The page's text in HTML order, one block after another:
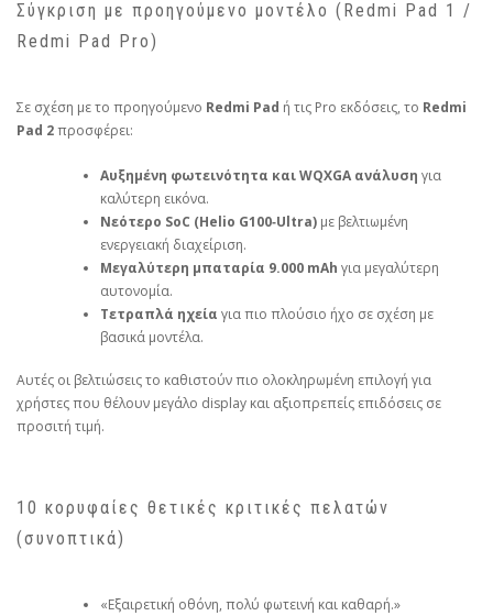
Σύγκριση με προηγούμενο μοντέλο (Redmi Pad 1 /
Redmi Pad Pro)
Σε σχέση με το προηγούμενο Redmi Pad ή τις Pro εκδόσεις, το Redmi
Pad 2προσφέρει:
Αυξημένη φωτεινότητα και WQXGA ανάλυση για
καλύτερη εικόνα.
Νεότερο SoC (Helio G100‑Ultra) με βελτιωμένη
ενεργειακή διαχείριση.
Μεγαλύτερη μπαταρία 9.000 mAh για μεγαλύτερη
αυτονομία.
Τετραπλά ηχεία για πιο πλούσιο ήχο σε σχέση με
βασικά μοντέλα.
Αυτές οι βελτιώσεις το καθιστούν πιο ολοκληρωμένη επιλογή για
χρήστες που θέλουν μεγάλο display και αξιοπρεπείς επιδόσεις σε
προσιτή τιμή.
10 κορυφαίες θετικές κριτικές πελατών
(συνοπτικά)
«Εξαιρετική οθόνη, πολύ φωτεινή και καθαρή.»